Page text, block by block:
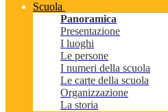
Scuola
Panoramica
Presentazione
I luoghi
Le persone
I numeri della scuola
Le carte della scuola
Organizzazione
La storia